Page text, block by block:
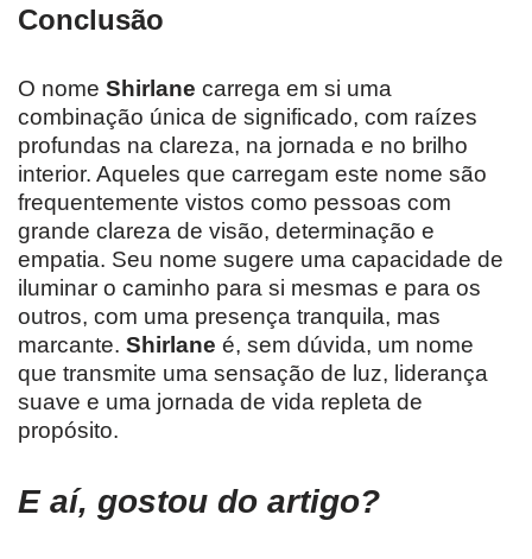
Conclusão
O nome Shirlane carrega em si uma
combinação única de significado, com raízes
profundas na clareza, na jornada e no brilho
interior. Aqueles que carregam este nome são
frequentemente vistos como pessoas com
grande clareza de visão, determinação e
empatia. Seu nome sugere uma capacidade de
iluminar o caminho para si mesmas e para os
outros, com uma presença tranquila, mas
marcante. Shirlane é, sem dúvida, um nome
que transmite uma sensação de luz, liderança
suave e uma jornada de vida repleta de
propósito.
E aí, gostou do artigo?